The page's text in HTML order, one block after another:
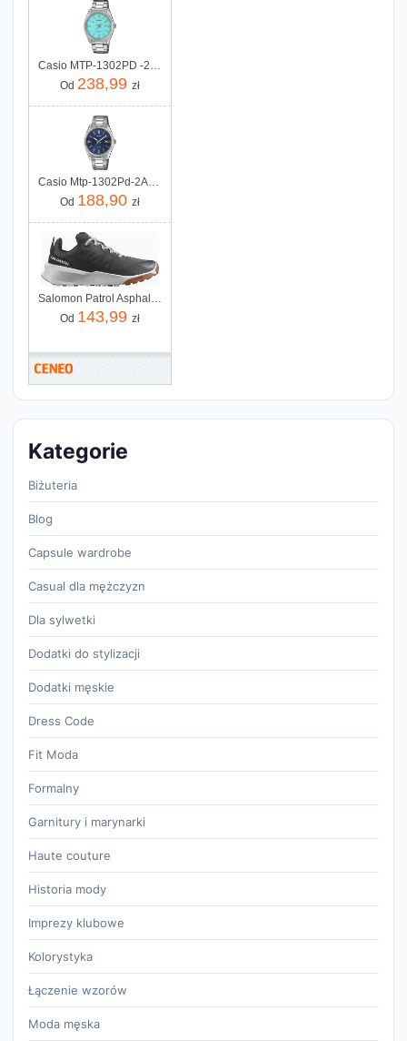
Casio MTP-1302PD -2A2VEF
Od 238,99 zł
Casio Mtp-1302Pd-2Avef
Od 188,90 zł
Salomon Patrol Asphalt Rainy Day Pecan Brown
Od 143,99 zł
Kategorie
Biżuteria
Blog
Capsule wardrobe
Casual dla mężczyzn
Dla sylwetki
Dodatki do stylizacji
Dodatki męskie
Dress Code
Fit Moda
Formalny
Garnitury i marynarki
Haute couture
Historia mody
Imprezy klubowe
Kolorystyka
Łączenie wzorów
Moda męska